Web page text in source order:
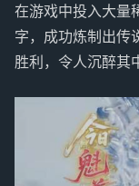
在游戏中投入大量
字，成功炼制出传
胜利，令人沉醉其